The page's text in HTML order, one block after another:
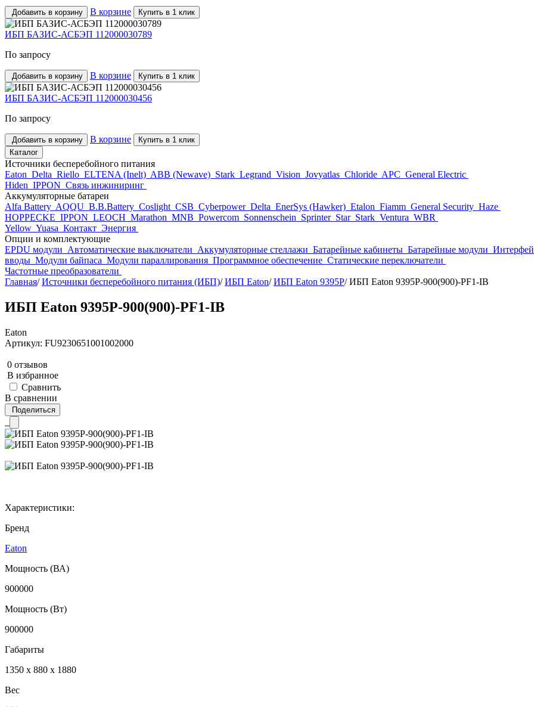
Добавить в корзину В корзине Купить в 1 клик
ИБП БАЗИС-АСБЭП 112000030789
По запросу
Добавить в корзину В корзине Купить в 1 клик
ИБП БАЗИС-АСБЭП 112000030456
По запросу
Добавить в корзину В корзине
Купить в 1 клик
Каталог
Источники бесперебойного питания
Eaton Delta Riello ELTENA (Inelt) ABB (Newave) Stark Legrand Vision Jovyatlas Chloride APC General Electric
Hiden IPPON Связь инжиниринг
Аккумуляторные батареи
Alfa Battery AQQU B.B.Battery Coslight CSB Cyberpower Delta EnerSys (Hawker) Etalon Fiamm General Security Haze
HOPPECKE IPPON LEOCH Marathon MNB Powercom Sonnenschein Sprinter Star Stark Ventura WBR
Yellow Yuasa Контакт Энергия
Опции и комплектующие
EPDU модули Автоматические выключатели Аккумуляторные стеллажи Батарейные кабинеты Батарейные модули
вводы Модули байпаса Модули параллирования Программное обеспечение Статические переключатели
Частотные преобразователи
Главная/ Источники бесперебойного питания (ИБП)/ ИБП Eaton/ ИБП Eaton 9395P/ ИБП Eaton 9395P-900(900)-PF1-IB
ИБП Eaton 9395P-900(900)-PF1-IB
Eaton
Артикул: FU9230651001002000
0 отзывов
В избранное
Сравнить
В сравнении
Поделиться
Характеристики:
Бренд
Eaton
Мощность (ВА)
900000
Мощность (Вт)
900000
Габариты
1350 x 880 x 1880
Вес